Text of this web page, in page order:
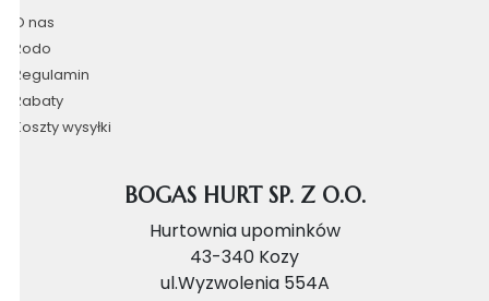
O nas
Rodo
Regulamin
Rabaty
Koszty wysyłki
BOGAS HURT SP. Z O.O.
Hurtownia upominków
43-340 Kozy
ul.Wyzwolenia 554A